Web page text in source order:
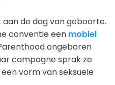
de dag van geboorte.
conventie een mobiel
ongeboren
campagne sprak ze
vorm van seksuele